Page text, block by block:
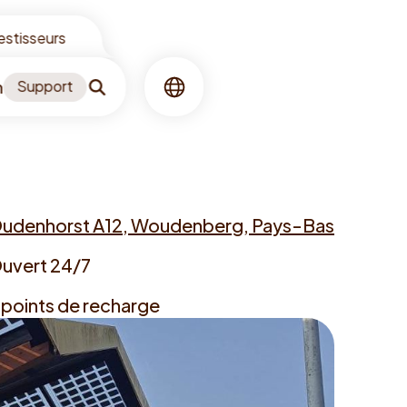
Support RechercheLangue
A12, Woudenberg, Pays-Bas
24/7
de recharge